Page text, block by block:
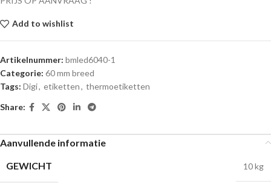
Add to wishlist
Artikelnummer: bmled6040-1
Categorie: 60 mm breed
Tags: Digi, etiketten, thermoetiketten
Share:
Aanvullende informatie
GEWICHT
10 kg